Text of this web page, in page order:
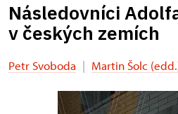
Následovníci
v českých zemích
Petr Svoboda | Martin Šolc